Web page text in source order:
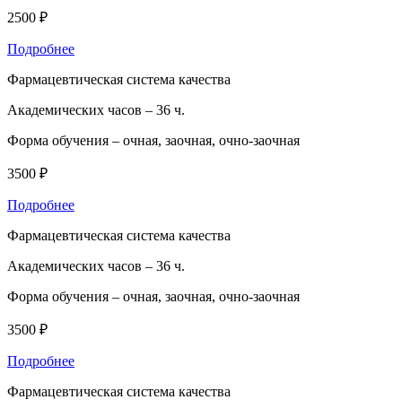
2500 ₽
Подробнее
Фармацевтическая система качества
Академических часов – 36 ч.
Форма обучения – очная, заочная, очно-заочная
3500 ₽
Подробнее
Фармацевтическая система качества
Академических часов – 36 ч.
Форма обучения – очная, заочная, очно-заочная
3500 ₽
Подробнее
Фармацевтическая система качества